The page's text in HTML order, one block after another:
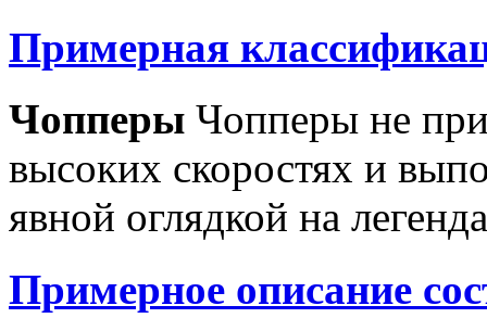
Примерная
Чопперы Чопперы не
высоких скоростях и
явной оглядкой на
Примерное описание